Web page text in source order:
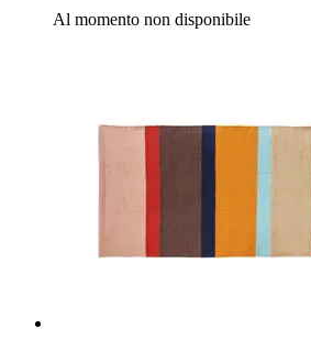
Al momento non disponibile